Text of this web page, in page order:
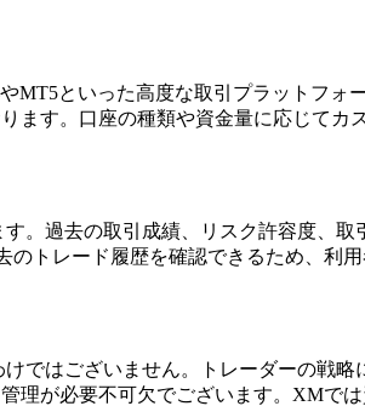
といった高度な取引プラットフォ
す。口座の種類や資金量に応じてカ
。過去の取引成績、リスク許容度、
トレード履歴を確認できるため、利
ではございません。トレーダーの戦
理が必要不可欠でございます。XMで